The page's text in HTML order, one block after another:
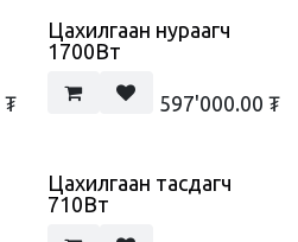
₮
Цахилгаан нураагч
1700Вт
597'000.00 ₮
Цахилгаан тасдагч
710Вт